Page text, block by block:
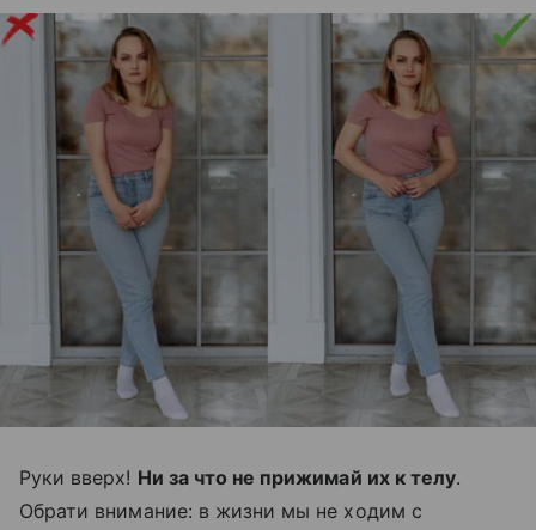
Руки вверх! Ни за что не прижимай их к телу.
Обрати внимание: в жизни мы не ходим с